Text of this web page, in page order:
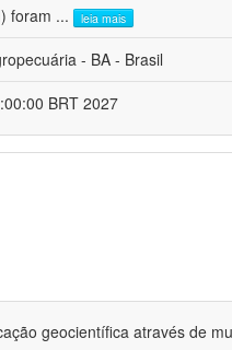
foram ... leia mais
- BA - Brasil
BRT 2027
geocientífica através de